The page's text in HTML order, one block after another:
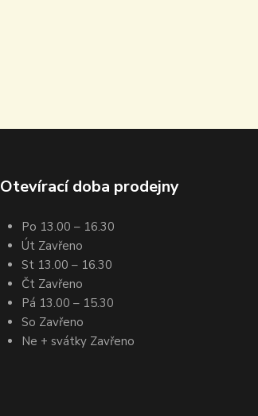
Otevírací doba prodejny
Po 13.00 – 16.30
Út Zavřeno
St 13.00 – 16.30
Čt Zavřeno
Pá 13.00 – 15.30
So Zavřeno
Ne + svátky Zavřeno